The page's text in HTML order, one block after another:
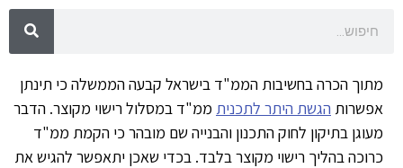
הכרה בחשיבות הממ"ד בישראל קבעה הממשלה כי תינתן
הגשת היתר לתכניתממ"ד במסלול רישוי מקוצר. הדבר
בתיקון לחוק התכנון והבנייה שם מובהר כי הקמת ממ"ד
בהליך רישוי מקוצר בלבד. בכדי שאכן יתאפשר להגיש את